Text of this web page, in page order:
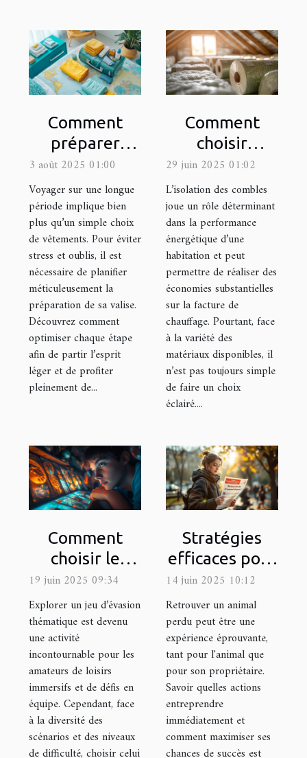
Comment
préparer
efficacement
sa valise pour
un long
voyage ?
3 août 2025 01:00
Voyager sur une longue
période implique bien
plus qu’un simple choix
de vêtements. Pour éviter
stress et oublis, il est
nécessaire de planifier
méticuleusement la
préparation de sa valise.
Découvrez comment
optimiser chaque étape
afin de partir l’esprit
léger et de profiter
pleinement de...
Comment
choisir
l'isolant idéal
pour votre
grenier ?
29 juin 2025 01:02
L’isolation des combles
joue un rôle déterminant
dans la performance
énergétique d’une
habitation et peut
permettre de réaliser des
économies substantielles
sur la facture de
chauffage. Pourtant, face
à la variété des
matériaux disponibles, il
n’est pas toujours simple
de faire un choix
éclairé....
Comment
choisir le
meilleur jeu
d'évasion
thématique
pour votre
prochaine
sortie
19 juin 2025 09:34
Explorer un jeu d’évasion
thématique est devenu
une activité
incontournable pour les
amateurs de loisirs
immersifs et de défis en
équipe. Cependant, face
à la diversité des
scénarios et des niveaux
Stratégies
efficaces pour
la recherche
d'animaux
perdus
14 juin 2025 10:12
Retrouver un animal
perdu peut être une
expérience éprouvante,
tant pour l'animal que
pour son propriétaire.
Savoir quelles actions
entreprendre
immédiatement et
comment maximiser ses